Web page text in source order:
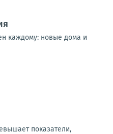
каждому: новые дома и
показатели,